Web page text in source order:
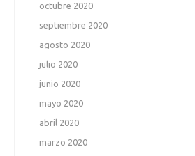
octubre 2020
septiembre 2020
agosto 2020
julio 2020
junio 2020
mayo 2020
abril 2020
marzo 2020